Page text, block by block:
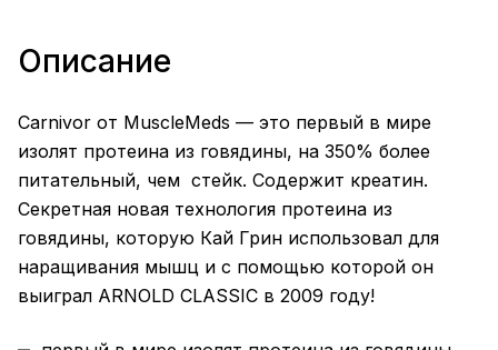
Описание
Carnivor от MuscleMeds — это первый в мире
изолят протеина из говядины, на 350% более
питательный, чем стейк. Содержит креатин.
Секретная новая технология протеина из
говядины, которую Кай Грин использовал для
наращивания мышц и с помощью которой он
выиграл ARNOLD CLASSIC в 2009 году!